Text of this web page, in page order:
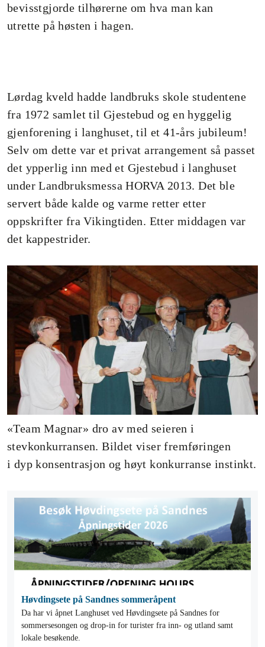
bevisstgjorde tilhørerne om hva man kan
utrette på høsten i hagen.
Lørdag kveld hadde landbruks skole studentene
fra 1972 samlet til Gjestebud og en hyggelig
gjenforening i langhuset, til et 41-års jubileum!
Selv om dette var et privat arrangement så passet
det ypperlig inn med et Gjestebud i langhuset
under Landbruksmessa HORVA 2013. Det ble
servert både kalde og varme retter etter
oppskrifter fra Vikingtiden. Etter middagen var
det kappestrider.
«Team Magnar» dro av med seieren i
stevkonkurransen. Bildet viser fremføringen
i dyp konsentrasjon og høyt konkurranse instinkt.
Høvdingsete på Sandnes sommeråpent
Da har vi åpnet Langhuset ved Høvdingsete på Sandnes for
sommersesongen og drop-in for turister fra inn- og utland samt
lokale besøkende.